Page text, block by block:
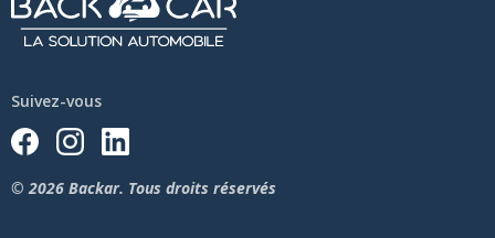
Suivez-vous
© 2026 Backar. Tous droits réservés